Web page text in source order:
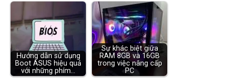
Hướng dẫn sử dụng
Boot ASUS hiệu quả
với những phím…
Sự khác biệt giữa
RAM 8GB và 16GB
trong việc nâng cấp
PC